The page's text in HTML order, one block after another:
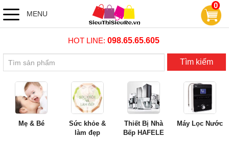
MENU
0
HOT LINE: 098.65.65.605
Tìm kiếm
Mẹ & Bé
Sức khỏe &
làm đẹp
Thiết Bị Nhà
Bếp HAFELE
Máy Lọc Nước